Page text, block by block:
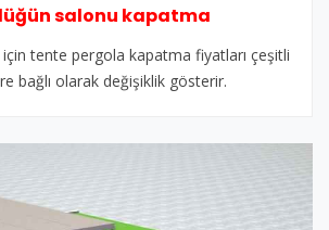
salonu kapatma
için tente pergola kapatma fiyatları çeşitli
bağlı olarak değişiklik gösterir.